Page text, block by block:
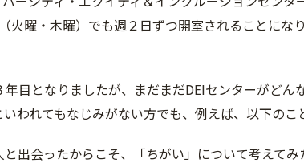
火曜・木曜）でも週２日ずつ開室されることにな
目となりましたが、まだまだDEIセンターがど
いわれてもなじみがない方でも、例えば、以下の
出会ったからこそ、「ちがい」について考えてみ